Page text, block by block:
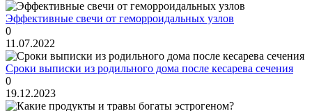
Эффективные свечи от геморроидальных узлов
0
11.07.2022
Сроки выписки из родильного дома после кесарева сечения
0
19.12.2023